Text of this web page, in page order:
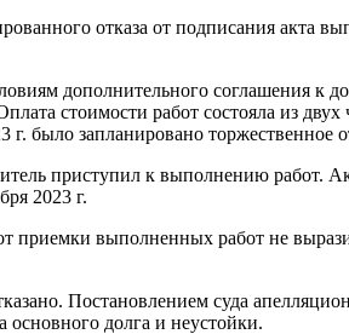
отказа от подписания акта
дополнительного соглашения к
стоимости работ состояла из
было запланировано торжественное
приступил к выполнению работ.
2023 г.
приемки выполненных работ не
Постановлением суда
основного долга и неустойки.